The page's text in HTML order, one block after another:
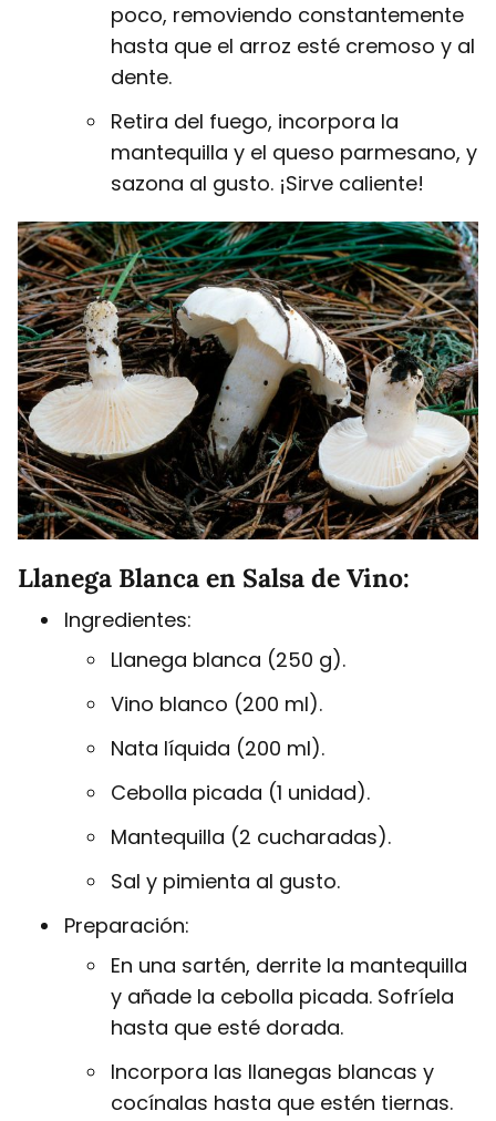
poco, removiendo constantemente
hasta que el arroz esté cremoso y al
dente.
Retira del fuego, incorpora la
mantequilla y el queso parmesano, y
sazona al gusto. ¡Sirve caliente!
Llanega Blanca en Salsa de Vino:
Ingredientes:
Llanega blanca (250 g).
Vino blanco (200 ml).
Nata líquida (200 ml).
Cebolla picada (1 unidad).
Mantequilla (2 cucharadas).
Sal y pimienta al gusto.
Preparación:
En una sartén, derrite la mantequilla
y añade la cebolla picada. Sofríela
hasta que esté dorada.
Incorpora las llanegas blancas y
cocínalas hasta que estén tiernas.